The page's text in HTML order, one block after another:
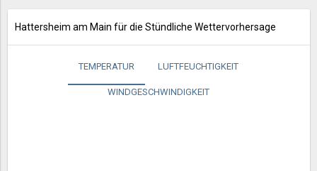
Hattersheim am Main für die Stündliche Wettervorhersage
TEMPERATUR LUFTFEUCHTIGKEIT
WINDGESCHWINDIGKEIT